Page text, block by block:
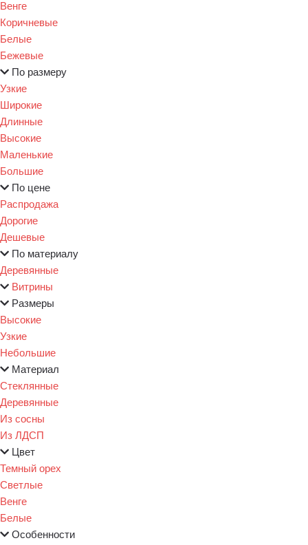
Венге
Коричневые
Белые
Бежевые
По размеру
Узкие
Широкие
Длинные
Высокие
Маленькие
Большие
По цене
Распродажа
Дорогие
Дешевые
По материалу
Деревянные
Витрины
Размеры
Высокие
Узкие
Небольшие
Материал
Стеклянные
Деревянные
Из сосны
Из ЛДСП
Цвет
Темный орех
Светлые
Венге
Белые
Особенности